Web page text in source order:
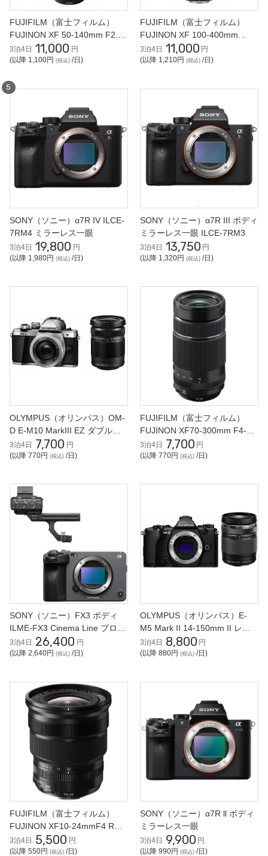
FUJIFILM（富士フィルム）
FUJINON XF 50-140mm F2.8
R LM OIS WR 望遠ズームレン
ズ
3泊4日 11,000 円
(以降 1,100円 (税込) /日)
FUJIFILM（富士フィルム）
FUJINON XF 100-400mm
F4.5-5.6 R LM OIS WR 望遠ズ
ームレンズ
3泊4日 11,000 円
(以降 1,210円 (税込)/日)
SONY（ソニー）α7R IV ILCE-
7RM4 ミラーレス一眼
3泊4日 19,800 円
(以降 1,980円 (税込) /日)
SONY（ソニー）α7R III ボディ
ミラーレス一眼 ILCE-7RM3
3泊4日 13,750 円
(以降 1,320円 (税込)/日)
OLYMPUS（オリンパス）OM-
D E-M10 MarkIII EZ ダブルズ
ームレンズキット ミラーレス
一眼
3泊4日 7,700 円
(以降 770円 (税込) /日)
FUJIFILM（富士フィルム）
FUJINON XF70-300mm F4-5.6
R LM OIS WR 望遠ズームレン
ズ
3泊4日 7,700 円
(以降 770円 (税込)/日)
SONY（ソニー）FX3 ボディ
ILME-FX3 Cinema Line プロフ
ェッショナルカムコーダー
3泊4日 26,400 円
(以降 2,640円 (税込) /日)
OLYMPUS（オリンパス）E-
M5 Mark II 14-150mm II レン
ズキット
3泊4日 8,800 円
(以降 880円 (税込)/日)
FUJIFILM（富士フィルム）
FUJINON XF10-24mmF4 R
OIS 広角ズームレンズ
3泊4日 5,500 円
(以降 550円 (税込) /日)
SONY（ソニー）α7R ll ボディ
ミラーレス一眼
3泊4日 9,900 円
(以降 990円 (税込)/日)